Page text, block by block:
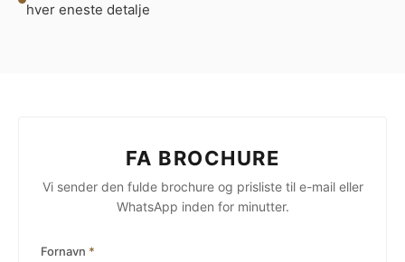
hver eneste detalje
FA BROCHURE
Vi sender den fulde brochure og prisliste til e-mail eller
WhatsApp inden for minutter.
Fornavn *